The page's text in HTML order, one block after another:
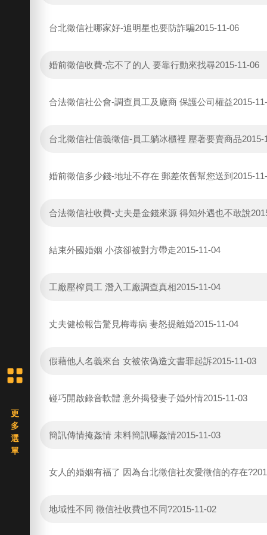
台北徵信社哪家好-追明星也要防詐騙2015-11-06
婚前徵信收費-忘不了的人 要靠行動來找尋2015-11-06
合法徵信社公會-調查員工及廠商 保護公司權益2015-
台北徵信社信義徵信-員工躺冰櫃裡 壓著要賣商品2015-
婚前徵信多少錢-地址不存在 郵差依舊幫您送到 2015-
合法徵信社收費-丈夫是金錢來源 得知外遇也不敢說
結束外國婚姻 小孩卻被對方帶走2015-11-04
工廠壓榨員工 潛入工廠調查真相2015-11-04
丈夫健檢報告驚見梅毒病 妻怒提離婚2015-11-04
假藉他人名義來台 女被依偽造文書罪起訴2015-11-03
碰巧開啟錄音軟體 意外揭發妻子婚外情2015-11-03
簡訊傳情掩姦情 未料簡訊曝姦情2015-11-03
女人的婚姻有福了 因為台北徵信社友愛徵信的存在?
地域性不同 徵信社收費也不同?2015-11-02